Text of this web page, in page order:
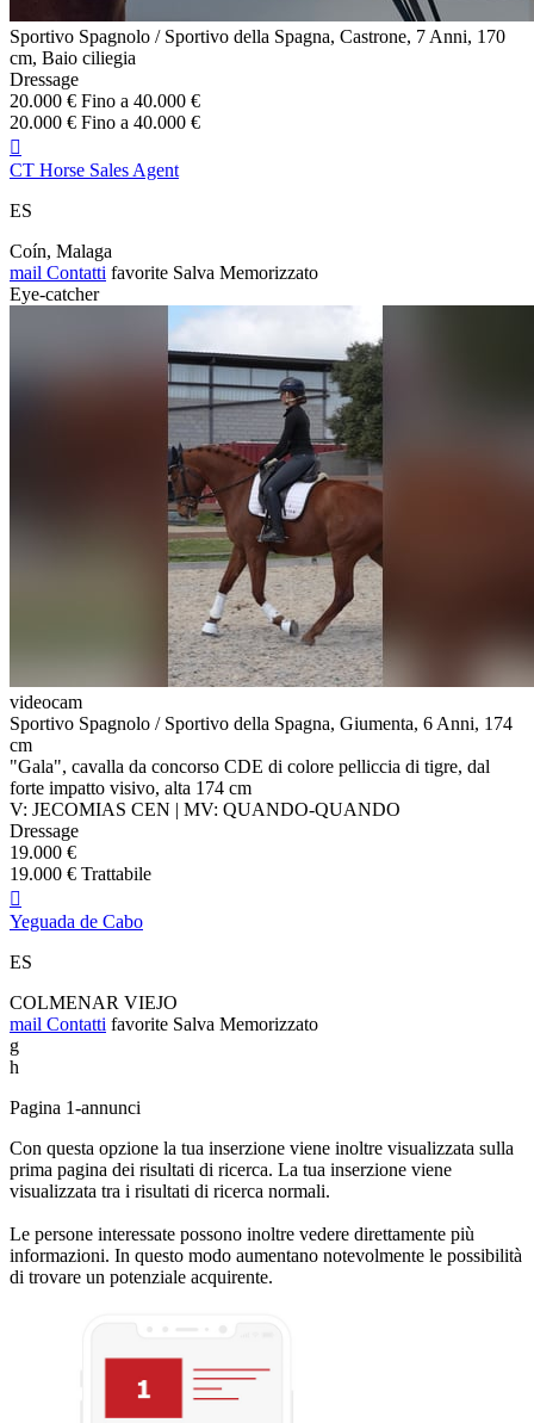
Sportivo Spagnolo / Sportivo della Spagna, Castrone, 7 Anni, 170
cm, Baio ciliegia
Dressage
20.000 € Fino a 40.000 €
20.000 € Fino a 40.000 €

CT Horse Sales Agent
ES
Coín, Malaga
mail Contatti favorite Salva Memorizzato
Eye-catcher
videocam
Sportivo Spagnolo / Sportivo della Spagna, Giumenta, 6 Anni, 174
cm
"Gala", cavalla da concorso CDE di colore pelliccia di tigre, dal
forte impatto visivo, alta 174 cm
V: JECOMIAS CEN | MV: QUANDO-QUANDO
Dressage
19.000 €
19.000 € Trattabile

Yeguada de Cabo
ES
COLMENAR VIEJO
mail Contatti favorite Salva Memorizzato
g
h
Pagina 1-annunci
Con questa opzione la tua inserzione viene inoltre visualizzata sulla
prima pagina dei risultati di ricerca. La tua inserzione viene
visualizzata tra i risultati di ricerca normali.
Le persone interessate possono inoltre vedere direttamente più
informazioni. In questo modo aumentano notevolmente le possibilità
di trovare un potenziale acquirente.